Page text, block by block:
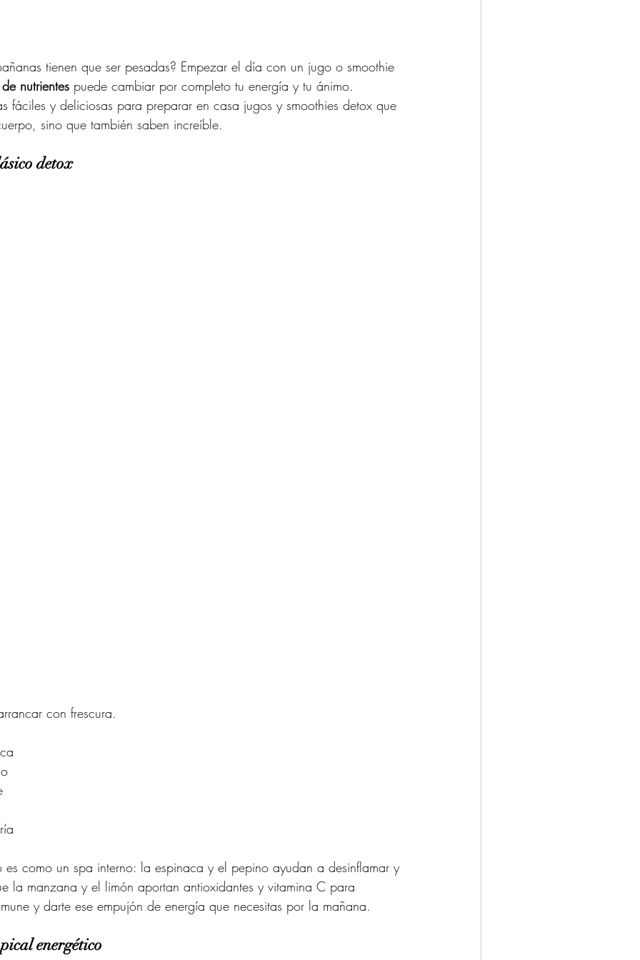
tienen que ser pesadas? Empezar el día con un jugo o smoothie
nutrientes puede cambiar por completo tu energía y tu ánimo.
fáciles y deliciosas para preparar en casa jugos y smoothies detox que
sino que también saben increíble.
detox
con frescura.
es como un spa interno: la espinaca y el pepino ayudan a desinflamar y
la manzana y el limón aportan antioxidantes y vitamina C para
y darte ese empujón de energía que necesitas por la mañana.
energético